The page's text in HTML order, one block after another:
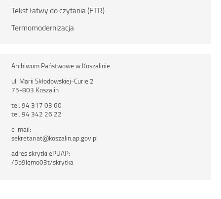
Tekst łatwy do czytania (ETR)
Termomodernizacja
Archiwum Państwowe w Koszalinie
ul. Marii Skłodowskiej-Curie 2
75-803 Koszalin
tel. 94 317 03 60
tel. 94 342 26 22
e-mail:
sekretariat@koszalin.ap.gov.pl
adres skrytki ePUAP:
/5b9lqmo03t/skrytka